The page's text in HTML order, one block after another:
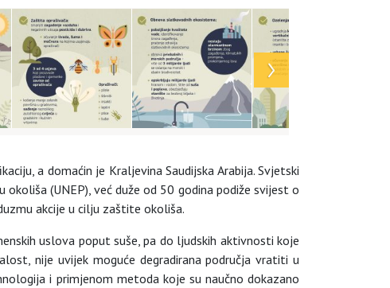
a domaćin je Kraljevina Saudijska Arabija. Svjetski
(UNEP), već duže od 50 godina podiže svijest o
akcije u cilju zaštite okoliša.
uslova poput suše, pa do ljudskih aktivnosti koje
nije uvijek moguće degradirana područja vratiti u
i primjenom metoda koje su naučno dokazano